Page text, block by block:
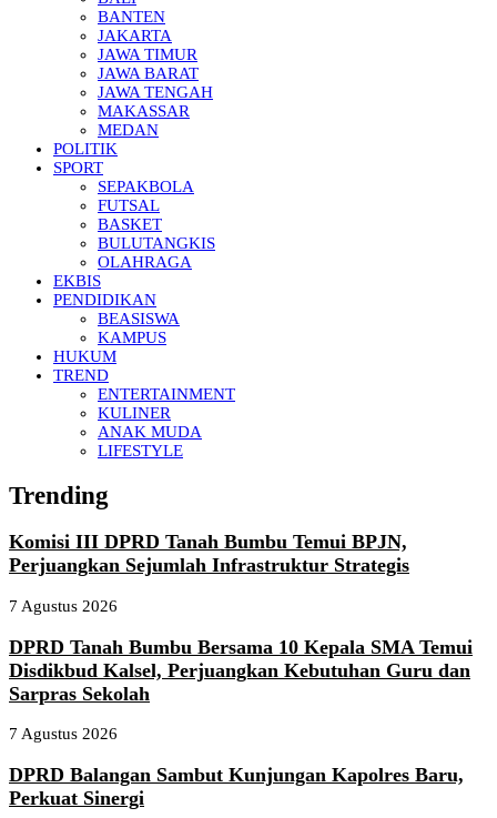
BANTEN
JAKARTA
JAWA TIMUR
JAWA BARAT
JAWA TENGAH
MAKASSAR
MEDAN
POLITIK
SPORT
SEPAKBOLA
FUTSAL
BASKET
BULUTANGKIS
OLAHRAGA
EKBIS
PENDIDIKAN
BEASISWA
KAMPUS
HUKUM
TREND
ENTERTAINMENT
KULINER
ANAK MUDA
LIFESTYLE
Trending
Komisi III DPRD Tanah Bumbu Temui BPJN,
Perjuangkan Sejumlah Infrastruktur Strategis
7 Agustus 2026
DPRD Tanah Bumbu Bersama 10 Kepala SMA Temui
Disdikbud Kalsel, Perjuangkan Kebutuhan Guru dan
Sarpras Sekolah
7 Agustus 2026
DPRD Balangan Sambut Kunjungan Kapolres Baru,
Perkuat Sinergi